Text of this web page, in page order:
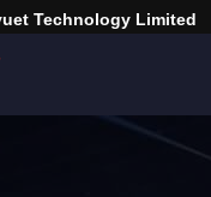
Technology Limited